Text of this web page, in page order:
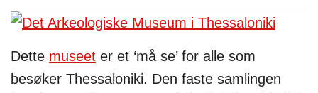
Dette museet er et ‘må se’ for alle som
besøker Thessaloniki. Den faste samlingen